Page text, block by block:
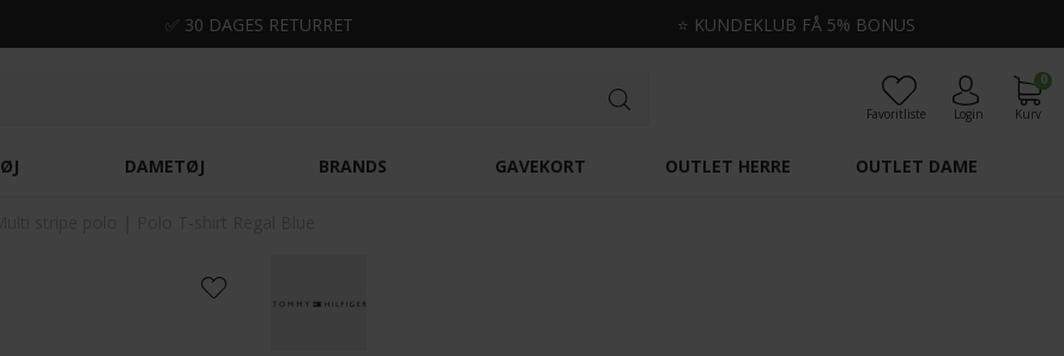
✅ 30 DAGES RETURRET ⭐ KUNDEKLUB FÅ 5% BONUS
Kurv
0
Login
Favoritliste
DAMETØJ BRANDS GAVEKORT OUTLET HERRE OUTLET DAME